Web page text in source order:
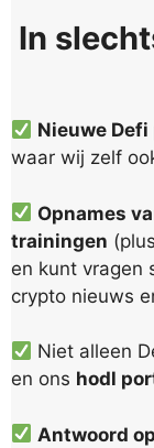
In
Nieuwe Defi
waar wij zelf
Opnames
trainingen
en kunt vragen
crypto nieuws
Niet alleen
en ons hodl
Antwoord